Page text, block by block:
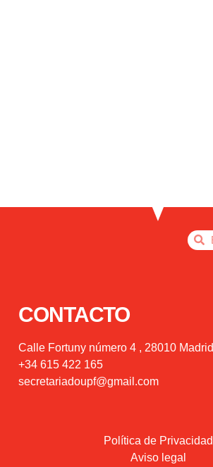
CONTACTO
Calle Fortuny número 4 , 28010 Madrid
+34 615 422 165
secretariadoupf@gmail.com
Política de Privacidad
Aviso legal